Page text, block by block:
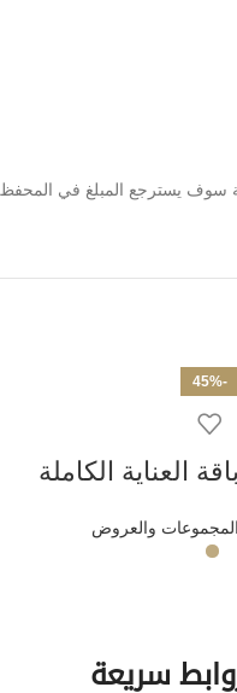
سوف يسترجع المبلغ في
-45%
باقة العناية الكاملة
المجموعات والعروض
سريعة